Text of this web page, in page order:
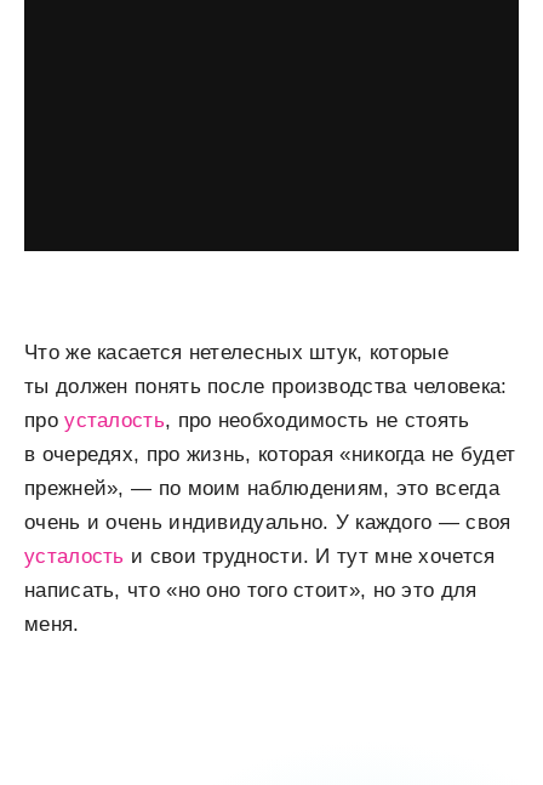
Что же касается нетелесных штук, которые
ты должен понять после производства человека:
проусталость, про необходимость не стоять
в очередях, про жизнь, которая «никогда не будет
прежней», — по моим наблюдениям, это всегда
очень и очень индивидуально. У каждого — своя
усталость и свои трудности. И тут мне хочется
написать, что «но оно того стоит», но это для
меня.